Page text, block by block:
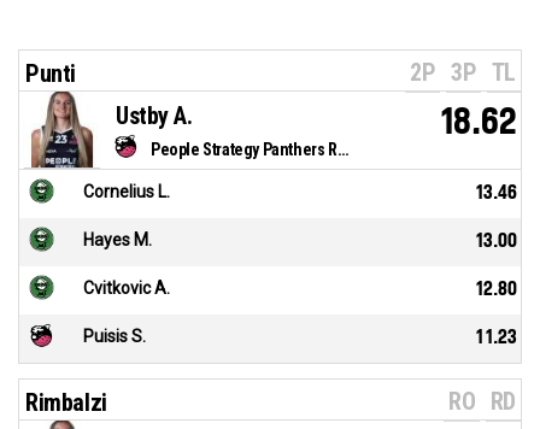
Punti 2P 3P TL
People Strategy Panthers Roseto
Ustby A. 18.62
Cornelius L. 13.46
Hayes M. 13.00
Cvitkovic A. 12.80
Puisis S. 11.23
Rimbalzi RO RD